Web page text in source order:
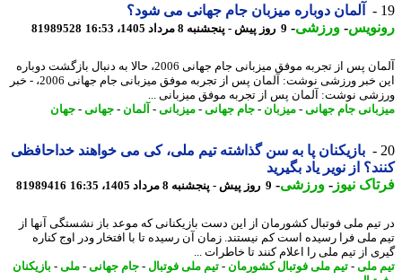
آلمان دوباره میزبان جام جهانی می شود؟
-ورزشی-9 روز پیش - پنجشنبه 8 مرداد 1405، 16:53 81989528
آلمان پس از تجربه موفق میزبانی جام جهانی 2006، حالا به دنبال بازگشت دوباره
این خبر ورزشی نوشت: آلمان پس از تجربه موفق میزبانی جام جهانی 2006، - خبر
نوشت: آلمان پس از تجربه موفق میزبانی ...
جام جهانی-میزبان-جام جهانی-میزبانی -آلمان-جهانی-جهان
بازیکنان پا به سن گذاشته تیم ملی، کی می خواهند خداحافظی
از نویر یاد بگیرید
نیوز-ورزشی-9 روز پیش - پنجشنبه 8 مرداد 1405، 16:35 81989416
ملی فوتبال کشورمان از این دست بازیکنانی که موعد باز نشستگی آنها از
ملی فرا رسیده است کم نیستند. زمان آن رسیده تا با افتخار ودر اوج کناره
از تیم ملی را اعلام کنند تا خاطرات ...
ملی -تیم ملی فوتبال کشورمان -تیم ملی فوتبال-جام جهانی-ملی -بازیکنان